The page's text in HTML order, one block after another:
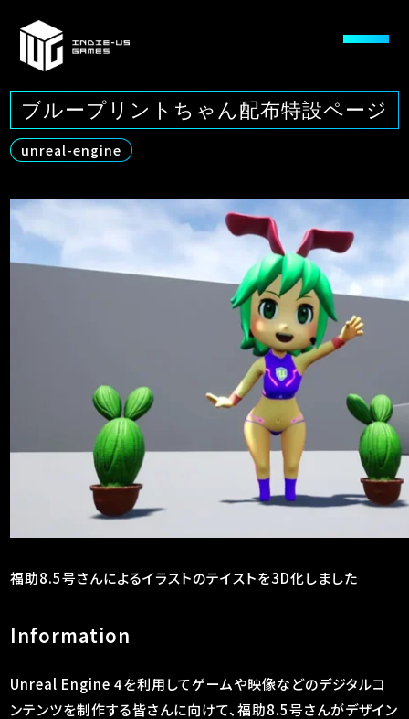
ブループリントちゃん配布特設ページ
unreal-engine
福助8.5号さんによるイラストのテイストを3D化しました
Information
Unreal Engine 4を利用してゲームや映像などのデジタルコ
ンテンツを制作する皆さんに向けて、福助8.5号さんがデザイン